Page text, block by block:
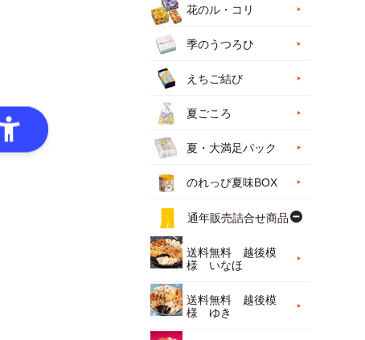
花のル・コリ
季のうつろひ
えちご結び
夏ごころ
夏・大満足パック
のれっぴ夏味BOX
通年販売詰合せ商品
送料無料 越後模
様 いなほ
送料無料 越後模
様 ゆき